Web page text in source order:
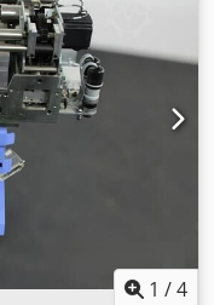
até 6 coletores (36
- Ciclo
(simples e dupla)
- Programa de
de folha: máx. 500 ×
do papel: 40-350
- Velocidade
230 V; 10,6 A
mm - Peso: 324 kg
você: Embalagem,
avião) incluindo
1 /4